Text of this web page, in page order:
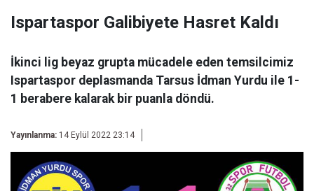
Ispartaspor Galibiyete Hasret Kaldı
İkinci lig beyaz grupta mücadele eden temsilcimiz
Ispartaspor deplasmanda Tarsus İdman Yurdu ile 1-
1 berabere kalarak bir puanla döndü.
Yayınlanma: 14 Eylül 2022 23:14